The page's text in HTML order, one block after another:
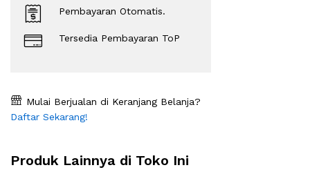
Pembayaran Otomatis.
Tersedia Pembayaran ToP
Mulai Berjualan di Keranjang Belanja?
Daftar Sekarang!
Produk Lainnya di Toko Ini